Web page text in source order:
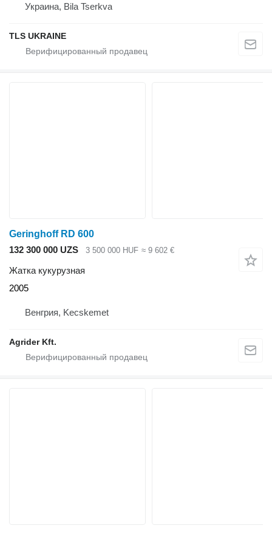
Украина, Bila Tserkva
TLS UKRAINE
Geringhoff RD 600
132 300 000 UZS
3 500 000 HUF ≈ 9 602 €
Жатка кукурузная
2005
Венгрия, Kecskemet
Agrider Kft.